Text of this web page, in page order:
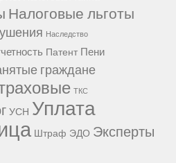
Налоговые льготы
Наследство
Патент Пени
граждане
ТКС
УСН Уплата
Штраф ЭДО Эксперты